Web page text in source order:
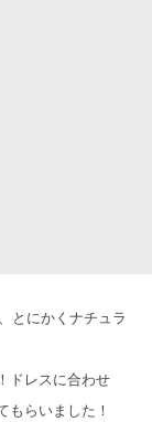
とにかくナチュラ
ドレスに合わせ
もらいました！